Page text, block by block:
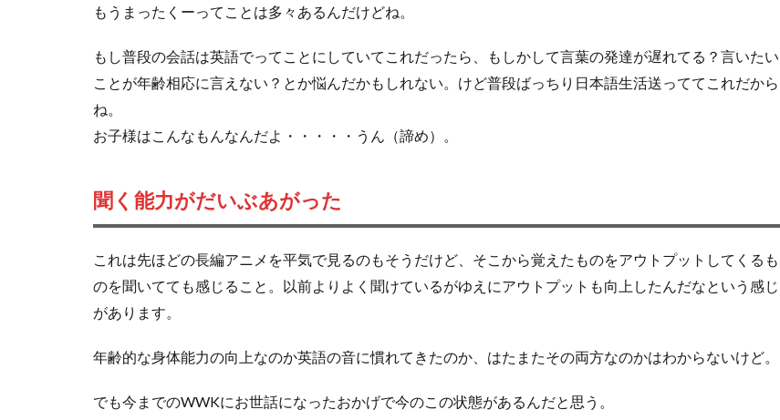
もうまったくーってことは多々あるんだけどね。
もし普段の会話は英語でってことにしていてこれだったら、もしかして言葉の発達が遅れてる？言いたい
ことが年齢相応に言えない？とか悩んだかもしれない。けど普段ばっちり日本語生活送っててこれだから
ね。
お子様はこんなもんなんだよ・・・・・うん（諦め）。
聞く能力がだいぶあがった
これは先ほどの長編アニメを平気で見るのもそうだけど、そこから覚えたものをアウトプットしてくるも
のを聞いてても感じること。以前よりよく聞けているがゆえにアウトプットも向上したんだなという感じ
があります。
年齢的な身体能力の向上なのか英語の音に慣れてきたのか、はたまたその両方なのかはわからないけど。
でも今までのWWKにお世話になったおかげで今のこの状態があるんだと思う。